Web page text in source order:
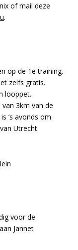
of mail deze
.
op de 1e training.
zelfs gratis.
looppet.
3km van de
’s avonds om
Utrecht.
voor de
Jannet